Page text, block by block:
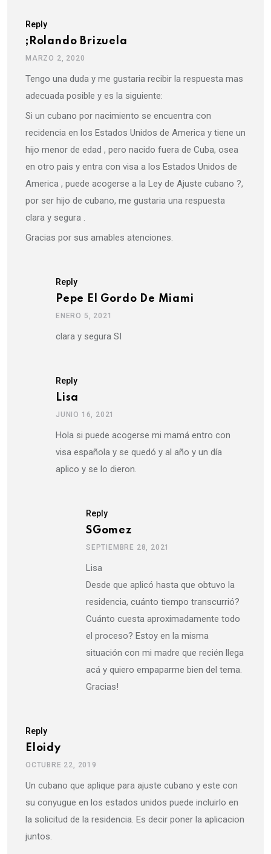
Reply
;Rolando Brizuela
MARZO 2, 2020
Tengo una duda y me gustaria recibir la respuesta mas
adecuada posible y es la siguiente:
Si un cubano por nacimiento se encuentra con
recidencia en los Estados Unidos de America y tiene un
hijo menor de edad , pero nacido fuera de Cuba, osea
en otro pais y entra con visa a los Estados Unidos de
America , puede acogerse a la Ley de Ajuste cubano ?,
por ser hijo de cubano, me gustaria una respuesta
clara y segura .
Gracias por sus amables atenciones.
Reply
Pepe El Gordo De Miami
ENERO 5, 2021
clara y segura SI
Reply
Lisa
JUNIO 16, 2021
Hola si puede acogerse mi mamá entro con
visa española y se quedó y al año y un día
aplico y se lo dieron.
Reply
SGomez
SEPTIEMBRE 28, 2021
Lisa
Desde que aplicó hasta que obtuvo la
residencia, cuánto tiempo transcurrió?
Cuánto cuesta aproximadamente todo
el proceso? Estoy en la misma
situación con mi madre que recién llega
acá y quiero empaparme bien del tema.
Gracias!
Reply
Eloidy
OCTUBRE 22, 2019
Un cubano que aplique para ajuste cubano y este con
su conyugue en los estados unidos puede incluirlo en
la solicitud de la residencia. Es decir poner la aplicacion
juntos.